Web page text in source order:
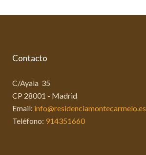
Contacto
C/Ayala 35
CP 28001 - Madrid
Email: info@residenciamontecarmelo.es
Teléfono: 914351660